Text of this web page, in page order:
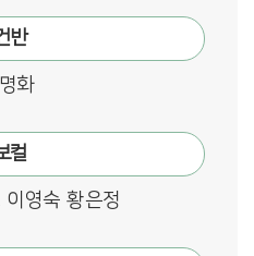
반
화
컬
이영숙 황은정